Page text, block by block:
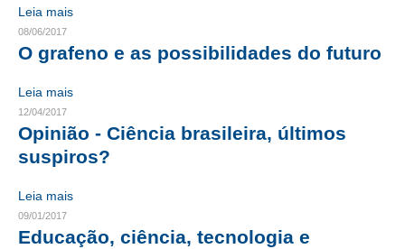
CONTATO
ENGENHEIRO EMPREENDEDOR
SEESP EDUCAÇÃO
BENEFÍCIOS
Leia mais
08/06/2017
O grafeno e as possibilidades do futuro
Leia mais
12/04/2017
Opinião - Ciência brasileira, últimos
suspiros?
Leia mais
09/01/2017
Educação, ciência, tecnologia e